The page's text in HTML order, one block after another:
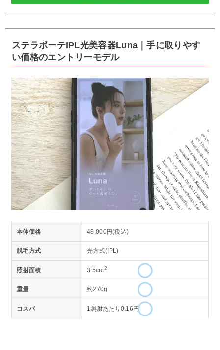
ステラボーテIPL光美容器Luna｜手に取りやす
い価格のエントリーモデル
本体価格 48,000円(税込)
脱毛方式 光方式(IPL)
照射面積 3.5cm2
重量 約270g
コスパ 1照射あたり0.16円